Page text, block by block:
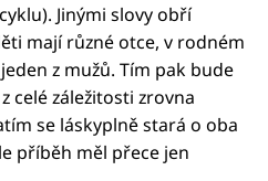
Jinými slovy obří
mají různé otce, v rodném
z mužů. Tím pak bude
celé záležitosti zrovna
se láskyplně stará o oba
příběh měl přece jen